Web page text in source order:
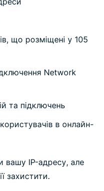
що розміщені у 105
Network
та підключень
в онлайн-
вашу IP-адресу, але
захистити.